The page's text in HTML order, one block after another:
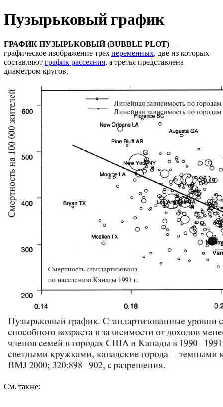
Пузырьковый график
ГРАФИК ПУЗЫРЬКОВЫЙ (BUBBLE PLOT) —
графическое изображение трех переменных, две из которых
составляют график рассеяния, а третья представлена
диаметром кругов.
См. также: